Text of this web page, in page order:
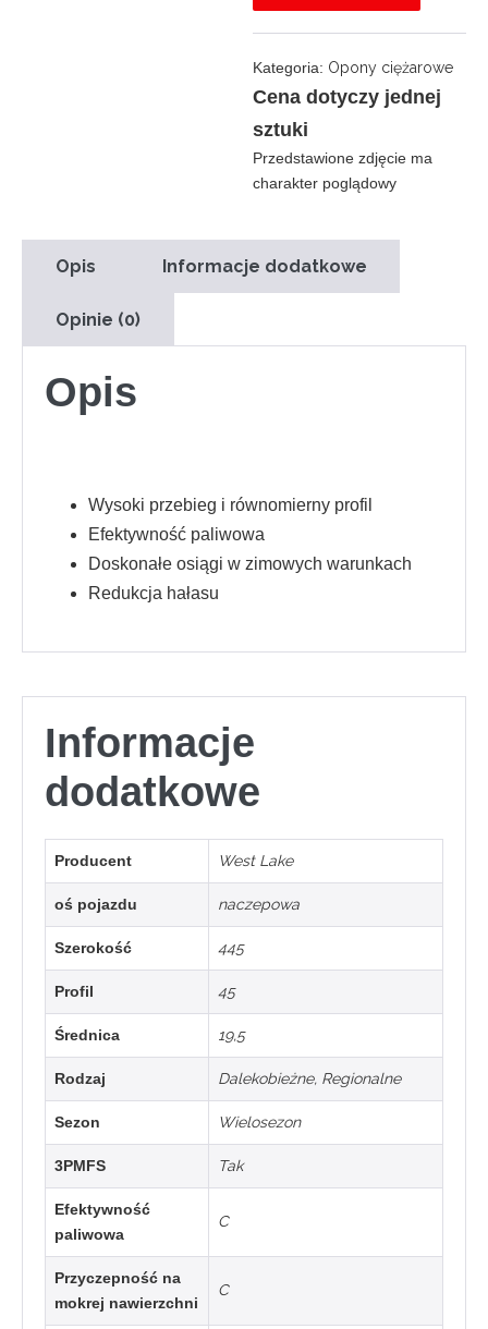
WTL1
160
L
Kategoria: Opony ciężarowe
Cena dotyczy jednej
sztuki
Przedstawione zdjęcie ma
charakter poglądowy
Opis Informacje dodatkowe
Opinie (0)
Opis
Wysoki przebieg i równomierny profil
Efektywność paliwowa
Doskonałe osiągi w zimowych warunkach
Redukcja hałasu
Informacje
dodatkowe
Producent West Lake
oś pojazdu naczepowa
Szerokość 445
Profil 45
Średnica 19,5
Rodzaj Dalekobieżne, Regionalne
Sezon Wielosezon
3PMFS Tak
Efektywność
paliwowa
C
Przyczepność na
mokrej nawierzchni
C